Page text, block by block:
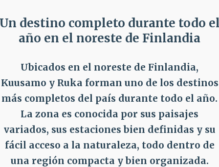
destino completo durante todo
año en el noreste de Finlandia
Ubicados en el noreste de Finlandia,
Kuusamo y Ruka forman uno de los destinos
más completos del país durante todo el año.
La zona es conocida por sus paisajes
variados, sus estaciones bien definidas y su
fácil acceso a la naturaleza, todo dentro de
una región compacta y bien organizada.